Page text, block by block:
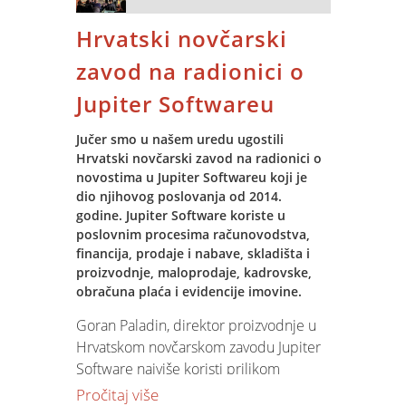
cilj centra prije svega motivirati djecu
da oslobode sve kočnice, razmišljaju
izvan okvira te da se povežu s prirodom
jer tek tada kreativnost nesmetano
izlazi van.
Za vrijeme boravka u Višnjanu, polaznici
centra istražuju morske organizme,
analiziraju tlo staro milijune godina,
traže fosile, promatraju zvijezde,
izrađuju teleskope, sastavljaju
podmornice te prolaze mnoge druge
aktivnosti koje većinu djece potakne da
zvjezdarnicu posjete i iduće godine.
Spin s veseljem podupire projekte koji
su orijentirani radu s djecom na
području tehnologije, znanosti i
pomoćnicu Milicu i Pingvinka smijeha,
pjesme i igre nije nedostajalo, ali malo
za rastanak. Djed je morao dalje na put,
a mi smo se dogovorili da ćemo ga
spremno čekati i iduće godine.
Hrvatski novčarski
zavod na radionici o
Jupiter Softwareu
Jučer smo u našem uredu ugostili
Hrvatski novčarski zavod na radionici o
novostima u Jupiter Softwareu koji je
dio njihovog poslovanja od 2014.
godine. Jupiter Software koriste u
poslovnim procesima računovodstva,
financija, prodaje i nabave, skladišta i
proizvodnje, maloprodaje, kadrovske,
obračuna plaća i evidencije imovine.
Goran Paladin, direktor proizvodnje u
Hrvatskom novčarskom zavodu Jupiter
Software najviše koristi prilikom
praćenja ugovora i opticaja novca te
Pročitaj više